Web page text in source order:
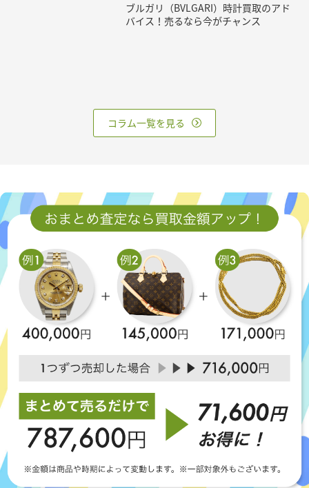
ブルガリ（BVLGARI）時計買取のアド
バイス！売るなら今がチャンス
コラム一覧を見る